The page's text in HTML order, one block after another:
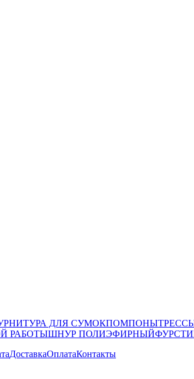
ДЛЯ СУМОКПОМПОНЫ
РАБОТЫШНУР ПОЛИЭФИРНЫЙ
ДоставкаОплатаКонтакты